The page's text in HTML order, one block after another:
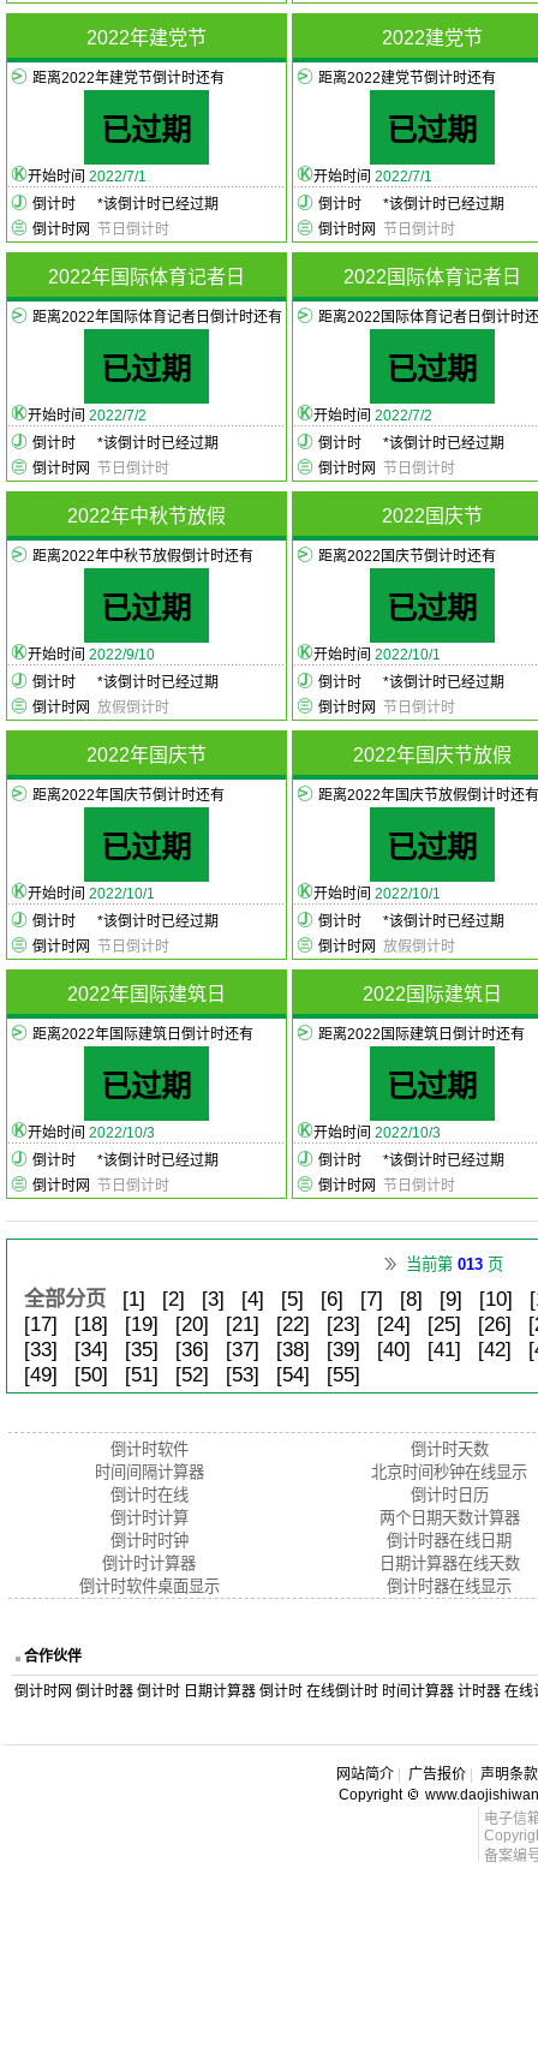
2022年建党节
距离2022年建党节倒计时还有
已过期
开始时间 2022/7/1
倒计时
*该倒计时已经过期
倒计时网
节日倒计时
2022建党节
距离2022建党节倒计时还有
已过期
开始时间 2022/7/1
倒计时
*该倒计时已经过期
倒计时网
节日倒计时
2022年国际体育记者日
距离2022年国际体育记者日倒计时还有
已过期
开始时间 2022/7/2
倒计时
*该倒计时已经过期
倒计时网
节日倒计时
2022国际体育记者日
距离2022国际体育记者日倒计时
已过期
开始时间 2022/7/2
倒计时
*该倒计时已经过期
倒计时网
节日倒计时
2022年中秋节放假
距离2022年中秋节放假倒计时还有
已过期
开始时间 2022/9/10
倒计时
*该倒计时已经过期
倒计时网 放假倒计时
2022国庆节
距离2022国庆节倒计时还有
已过期
开始时间 2022/10/1
倒计时
*该倒计时已经过期
倒计时网
节日倒计时
2022年国庆节
距离2022年国庆节倒计时还有
已过期
开始时间 2022/10/1
倒计时
*该倒计时已经过期
倒计时网
节日倒计时
2022年国庆节放假
距离2022年国庆节放假倒计时还有
已过期
开始时间 2022/10/1
倒计时
*该倒计时已经过期
倒计时网 放假倒计时
2022年国际建筑日
距离2022年国际建筑日倒计时还有
已过期
开始时间 2022/10/3
倒计时
*该倒计时已经过期
倒计时网
节日倒计时
2022国际建筑日
距离2022国际建筑日倒计时还有
已过期
开始时间 2022/10/3
倒计时
*该倒计时已经过期
倒计时网
节日倒计时
当前第 013 页
全部分页 [1] [2] [3] [4] [5] [6] [7] [8] [9] [10]
[17]
[18] [19] [20] [21] [22] [23] [24] [25] [26]
[33]
[34] [35] [36] [37] [38] [39] [40] [41] [42]
[49]
[50] [51] [52] [53] [54] [55]
倒计时软件
时间间隔计算器
倒计时在线
倒计时计算
倒计时时钟
倒计时计算器
倒计时软件桌面显示
倒计时天数
北京时间秒钟在线显示
倒计时日历
两个日期天数计算器
倒计时器在线日期
日期计算器在线天数
倒计时器在线显示
合作伙伴
倒计时网 倒计时器 倒计时 日期计算器 倒计时 在线倒计时 时间计算器 计时器 在线
网站简介 广告报价
声明条款
Copyright
电子信
备案编